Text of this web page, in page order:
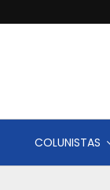
COLUNISTAS